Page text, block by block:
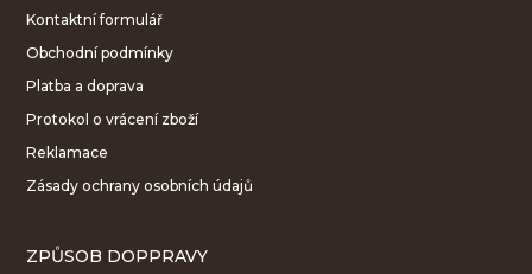
Kontaktní formulář
Obchodní podmínky
Platba a doprava
Protokol o vrácení zboží
Reklamace
Zásady ochrany osobních údajů
ZPŮSOB DOPPRAVY